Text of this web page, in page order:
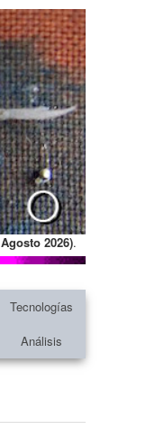
2026).
Tecnologías
Análisis